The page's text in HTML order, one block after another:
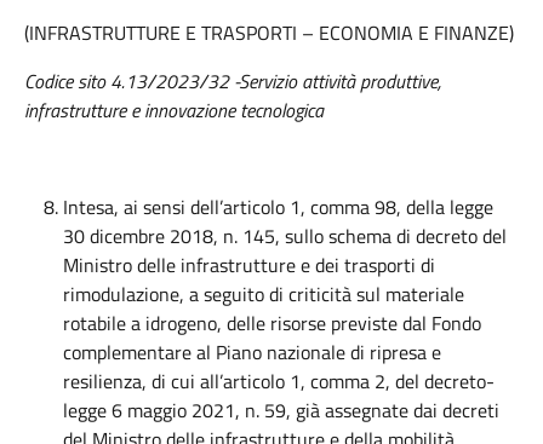
(INFRASTRUTTURE E TRASPORTI – ECONOMIA E FINANZE)
Codice sito 4.13/2023/32 -Servizio attività produttive,
infrastrutture e innovazione tecnologica
Intesa, ai sensi dell’articolo 1, comma 98, della legge
30 dicembre 2018, n. 145, sullo schema di decreto del
Ministro delle infrastrutture e dei trasporti di
rimodulazione, a seguito di criticità sul materiale
rotabile a idrogeno, delle risorse previste dal Fondo
complementare al Piano nazionale di ripresa e
resilienza, di cui all’articolo 1, comma 2, del decreto-
legge 6 maggio 2021, n. 59, già assegnate dai decreti